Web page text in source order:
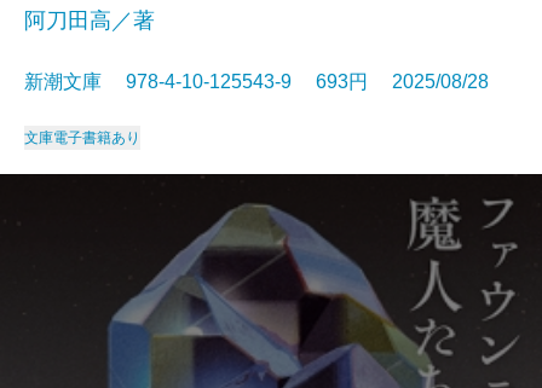
阿刀田高／著
新潮文庫 978-4-10-125543-9 693円 2025/08/28
文庫電子書籍あり